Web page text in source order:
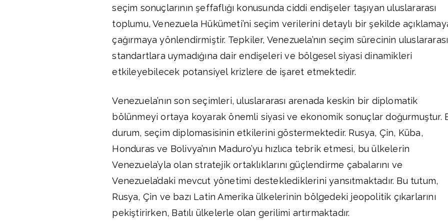
seçim sonuçlarının şeffaflığı konusunda ciddi endişeler taşıyan uluslararası
toplumu, Venezuela Hükümeti’ni seçim verilerini detaylı bir şekilde
çağırmaya yönlendirmiştir. Tepkiler, Venezuela’nın seçim sürecinin uluslararası
standartlara uymadığına dair endişeleri ve bölgesel siyasi dinamikleri
etkileyebilecek potansiyel krizlere de işaret etmektedir.
Venezuela’nın son seçimleri, uluslararası arenada keskin bir diplomatik
bölünmeyi ortaya koyarak önemli siyasi ve ekonomik sonuçlar doğurmuştur.
durum, seçim diplomasisinin etkilerini göstermektedir. Rusya, Çin, Küba,
Honduras ve Bolivya’nın Maduro’yu hızlıca tebrik etmesi, bu ülkelerin
Venezuela’yla olan stratejik ortaklıklarını güçlendirme çabalarını ve
Venezuela’daki mevcut yönetimi desteklediklerini yansıtmaktadır. Bu tutum,
Rusya, Çin ve bazı Latin Amerika ülkelerinin bölgedeki jeopolitik çıkarlarını
pekiştirirken, Batılı ülkelerle olan gerilimi artırmaktadır.